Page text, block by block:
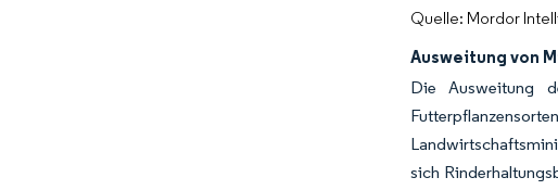
Quelle: Mordor
Ausweitung von
Die Ausweitung
sich